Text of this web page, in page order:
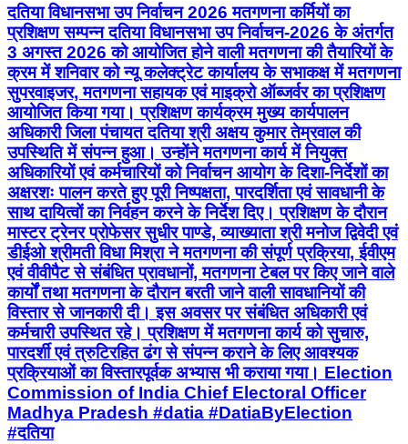
दतिया विधानसभा उप निर्वाचन 2026 मतगणना कर्मियों का
प्रशिक्षण सम्पन्न दतिया विधानसभा उप निर्वाचन-2026 के अंतर्गत
3 अगस्त 2026 को आयोजित होने वाली मतगणना की तैयारियों के
क्रम में शनिवार को न्यू कलेक्ट्रेट कार्यालय के सभाकक्ष में मतगणना
सुपरवाइजर, मतगणना सहायक एवं माइक्रो ऑब्जर्वर का प्रशिक्षण
आयोजित किया गया। प्रशिक्षण कार्यक्रम मुख्य कार्यपालन
अधिकारी जिला पंचायत दतिया श्री अक्षय कुमार तेम्रवाल की
उपस्थिति में संपन्न हुआ। उन्होंने मतगणना कार्य में नियुक्त
अधिकारियों एवं कर्मचारियों को निर्वाचन आयोग के दिशा-निर्देशों का
अक्षरशः पालन करते हुए पूरी निष्पक्षता, पारदर्शिता एवं सावधानी के
साथ दायित्वों का निर्वहन करने के निर्देश दिए। प्रशिक्षण के दौरान
मास्टर ट्रेनर प्रोफेसर सुधीर पाण्डे, व्याख्याता श्री मनोज द्विवेदी एवं
डीईओ श्रीमती विधा मिश्रा ने मतगणना की संपूर्ण प्रक्रिया, ईवीएम
एवं वीवीपैट से संबंधित प्रावधानों, मतगणना टेबल पर किए जाने वाले
कार्यों तथा मतगणना के दौरान बरती जाने वाली सावधानियों की
विस्तार से जानकारी दी। इस अवसर पर संबंधित अधिकारी एवं
कर्मचारी उपस्थित रहे। प्रशिक्षण में मतगणना कार्य को सुचारु,
पारदर्शी एवं त्रुटिरहित ढंग से संपन्न कराने के लिए आवश्यक
प्रक्रियाओं का विस्तारपूर्वक अभ्यास भी कराया गया। Election
Commission of India Chief Electoral Officer
Madhya Pradesh #datia #DatiaByElection
#दतिया